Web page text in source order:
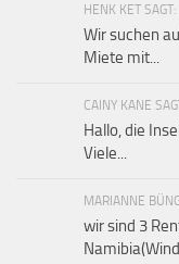
HENK KET SAGT:
Wir suchen
Miete mit...
CAINY KANE
Hallo, die
Viele...
MARIANNE
wir sind 3